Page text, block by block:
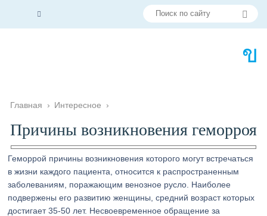
Главная › Интересное ›
Причины возникновения геморроя
Геморрой причины возникновения которого могут встречаться
в жизни каждого пациента, относится к распространенным
заболеваниям, поражающим венозное русло. Наиболее
подвержены его развитию женщины, средний возраст которых
достигает 35-50 лет. Несвоевременное обращение за